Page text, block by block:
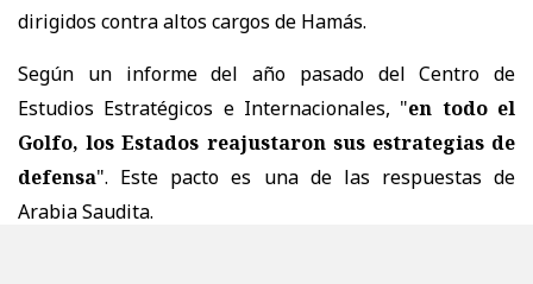
dirigidos contra altos cargos de Hamás.
Según un informe del año pasado del Centro de
Estudios Estratégicos e Internacionales, "en todo el
Golfo, los Estados reajustaron sus estrategias de
defensa". Este pacto es una de las respuestas de
Arabia Saudita.